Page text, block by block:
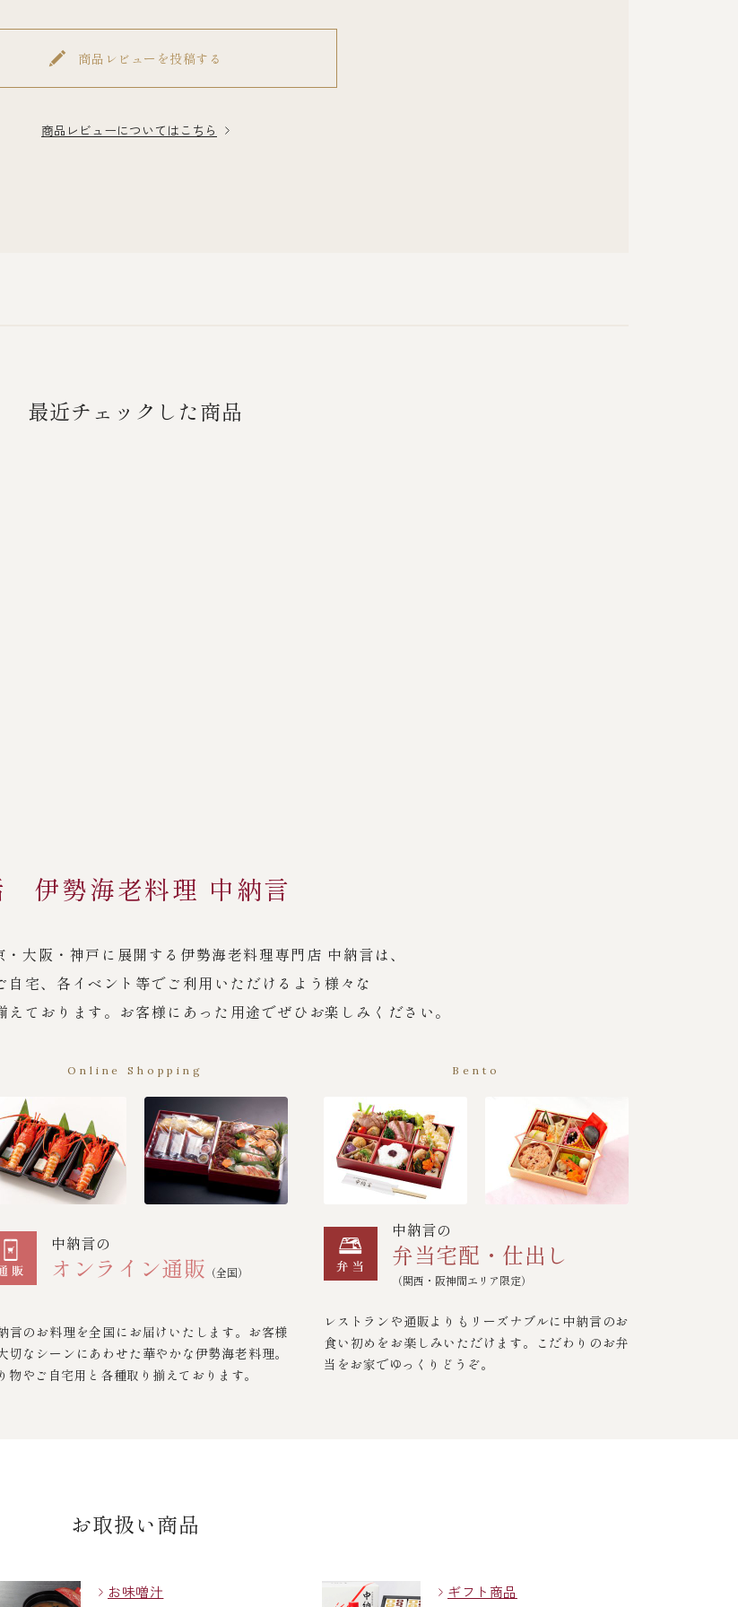
商品レビューを投稿する
商品レビューについてはこちら
最近チェックした商品
伊勢海老料理 中納言
大阪・神戸に展開する伊勢海老料理専門店 中納言は、
自宅、各イベント等でご利用いただけるよう様々な
ております。お客様にあった用途でぜひお楽しみください。
Online Shopping
中納言の
オンライン通販 （全国）
言のお料理を全国にお届けいたします。お客様
切なシーンにあわせた華やかな伊勢海老料理。
物やご自宅用と各種取り揃えております。
Bento
中納言の
弁当宅配・仕出し
（関西・阪神間エリア限定）
レストランや通販よりもリーズナブルに中納言のお
食い初めをお楽しみいただけます。こだわりのお弁
当をお家でゆっくりどうぞ。
お取扱い商品
お味噌汁 ギフト商品